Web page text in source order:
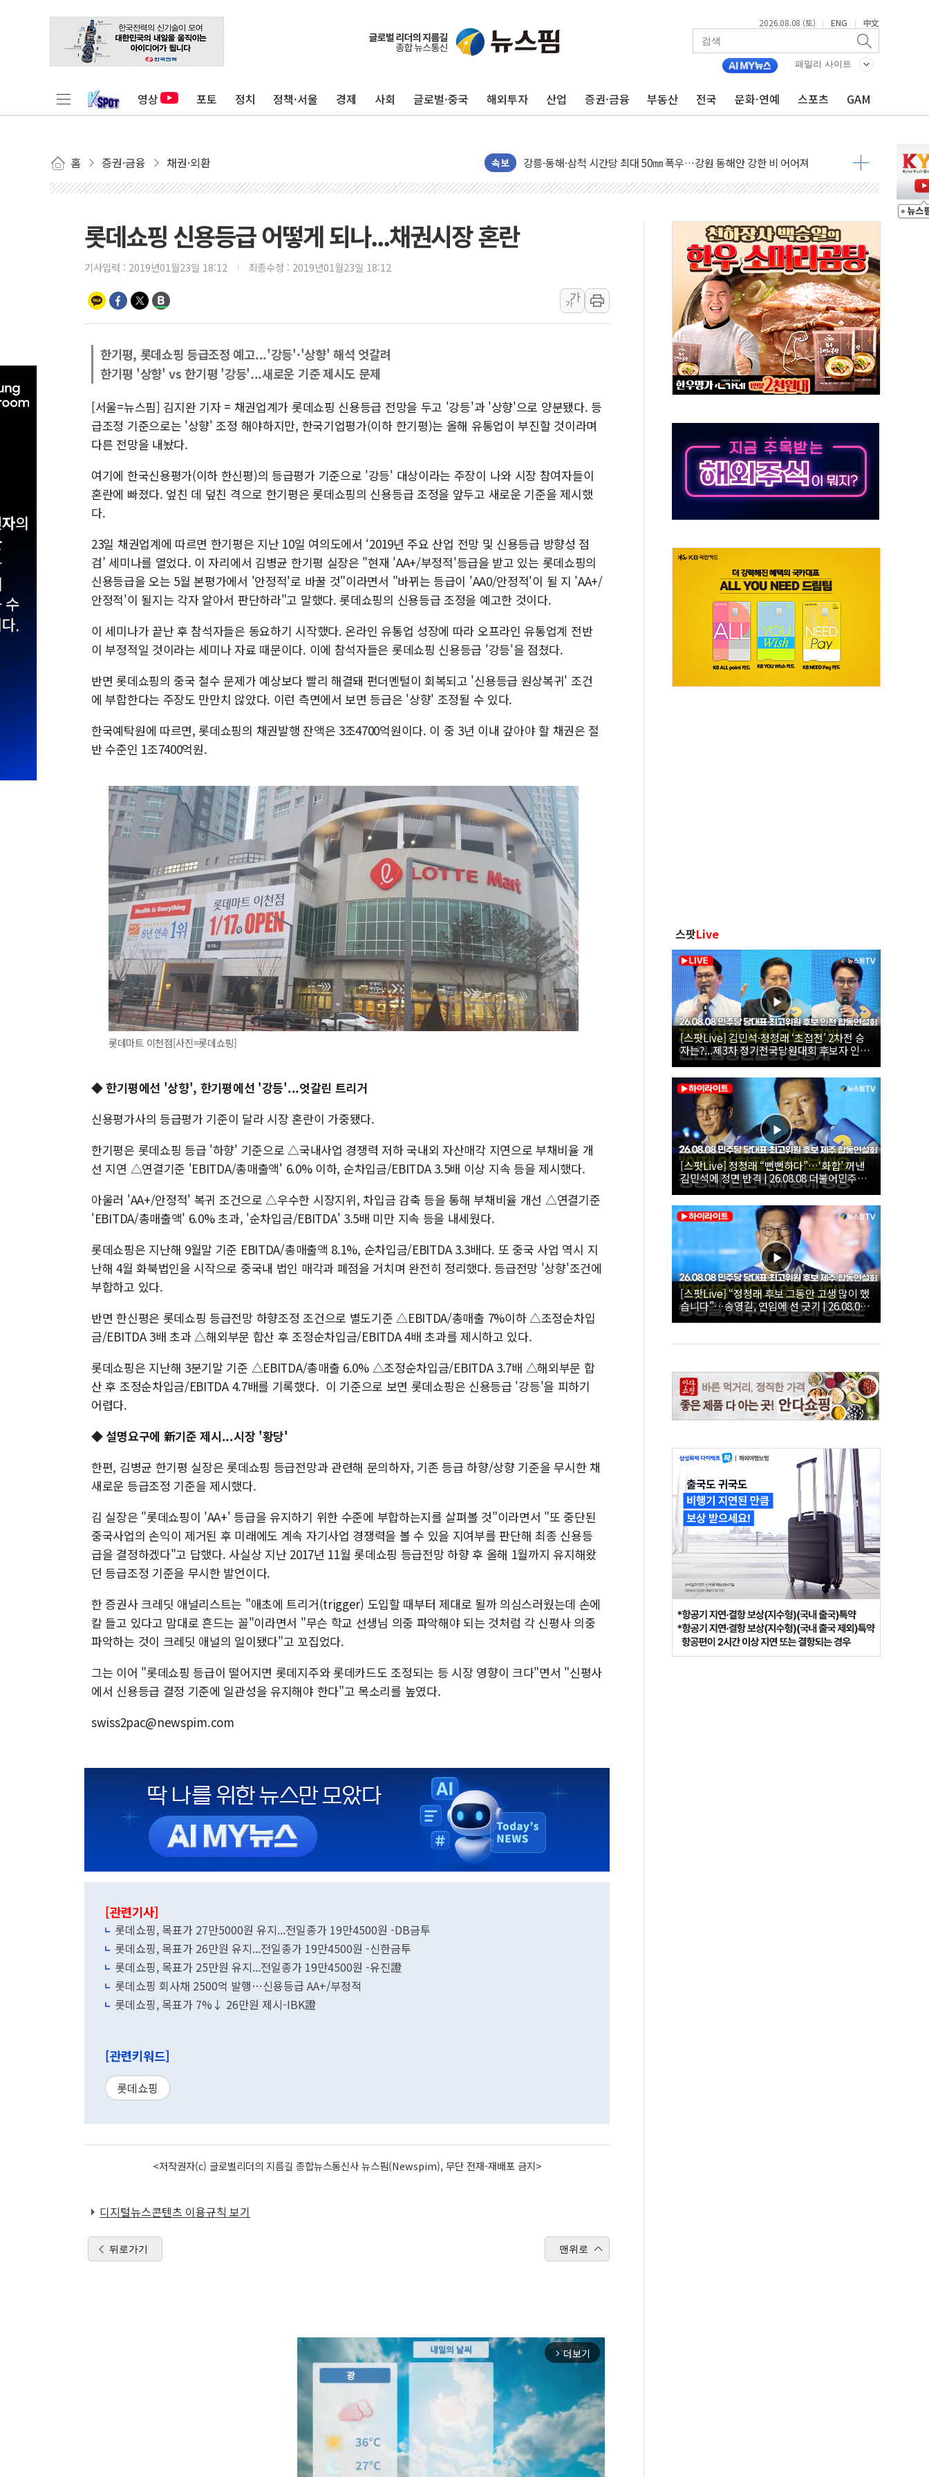
2026.08.08 (토) | ENG | 中文
패밀리 사이트
영상 포토 정치 정책·서울 경제 사회 글로벌·중국 해외투자 산업 증권·금융 부동산 전국 문화·연예 스포츠 GAM
홈 증권·금융 채권·외환 속보
이번주 국내 주요 금융일정(8.10~8.14)
강릉·동해·삼척 시간당 최대 50㎜ 폭우…강원 동해안 강한 비 어어져
폐기물 수거하다 참변…60대 환경미화원 수거차에 치여 사망
李대통령 "결혼 때문에 손해 보는 일 없게"…'결혼 페널티' 22개 과제 손본다
여수 오동도 인근 해상서 모터보트 전복…1명 사망·1명 실종
추미애, '위안부' 피해자 기림의 날 참석..."국제적 시민 연대로 목소리 내야"
인천 선재도 갯벌서 해루질 중 실종 60대 나흘만에 숨진 채 발견
인천서 말다툼 중 어머니 흉기 살해 10대 아들 체포
'화합' 꺼낸 김민석에 '뻔뻔' 받아친 정청래…제주 연설서 신경전 고조
李대통령, ISA 개편 재검토 지시…與 "적극 환영"·野 "졸속 국정"
동해중부 전 해상 풍랑주의보…10일까지 최대 3.5m 높은 물결
연일 폭염에 온열질환 사망 23명…정부, 비상대응기구 가동
中 전방위 아파트 부양, 수도 베이징도 부동산 규제 철폐
인제 용대리 계곡서 수위 상승으로 피서객 7명 고립…전원 구조
동해시, 11~14일 '별똥별 멍' 운영…페르세우스 유성우 관측
강원 중·남부 동해안 시간당 50mm 이상 폭우…호우경보 발효
청양 밭에서 일하던 90대 숨져…온열질환 여부 조사
롯데쇼핑 신용등급 어떻게 되나...채권시장 혼란
기사입력 : 2019년01월23일 18:12 최종수정 : 2019년01월23일 18:12
가
가
한기평, 롯데쇼핑 등급조정 예고...'강등'·'상향' 해석 엇갈려
한기평 '상향' vs 한기평 '강등'...새로운 기준 제시도 문제
[서울=뉴스핌] 김지완 기자 = 채권업계가 롯데쇼핑 신용등급 전망을 두고 '강등'과 '상향'으로 양분됐다. 등
급조정 기준으로는 '상향' 조정 해야하지만, 한국기업평가(이하 한기평)는 올해 유통업이 부진할 것이라며
다른 전망을 내놨다.
여기에 한국신용평가(이하 한신평)의 등급평가 기준으로 '강등' 대상이라는 주장이 나와 시장 참여자들이
혼란에 빠졌다. 엎친 데 덮친 격으로 한기평은 롯데쇼핑의 신용등급 조정을 앞두고 새로운 기준을 제시했
다.
23일 채권업계에 따르면 한기평은 지난 10일 여의도에서 ‘2019년 주요 산업 전망 및 신용등급 방향성 점
검’ 세미나를 열었다. 이 자리에서 김병균 한기평 실장은 "현재 'AA+/부정적'등급을 받고 있는 롯데쇼핑의
신용등급을 오는 5월 본평가에서 '안정적'로 바꿀 것"이라면서 "바뀌는 등급이 'AA0/안정적'이 될 지 'AA+/
안정적'이 될지는 각자 알아서 판단하라"고 말했다. 롯데쇼핑의 신용등급 조정을 예고한 것이다.
이 세미나가 끝난 후 참석자들은 동요하기 시작했다. 온라인 유통업 성장에 따라 오프라인 유통업계 전반
이 부정적일 것이라는 세미나 자료 때문이다. 이에 참석자들은 롯데쇼핑 신용등급 '강등'을 점쳤다.
반면 롯데쇼핑의 중국 철수 문제가 예상보다 빨리 해결돼 펀더멘털이 회복되고 '신용등급 원상복귀' 조건
에 부합한다는 주장도 만만치 않았다. 이런 측면에서 보면 등급은 '상향' 조정될 수 있다.
한국예탁원에 따르면, 롯데쇼핑의 채권발행 잔액은 3조4700억원이다. 이 중 3년 이내 갚아야 할 채권은 절
반 수준인 1조7400억원.
롯데마트 이천점[사진=롯데쇼핑]
◆ 한기평에선 '상향', 한기평에선 '강등'...엇갈린 트리거
신용평가사의 등급평가 기준이 달라 시장 혼란이 가중됐다.
한기평은 롯데쇼핑 등급 '하향' 기준으로 △국내사업 경쟁력 저하 국내외 자산매각 지연으로 부채비율 개
선 지연 △연결기준 'EBITDA/총매출액' 6.0% 이하, 순차입금/EBITDA 3.5배 이상 지속 등을 제시했다.
아울러 'AA+/안정적' 복귀 조건으로 △우수한 시장지위, 차입금 감축 등을 통해 부채비율 개선 △연결기준
'EBITDA/총매출액' 6.0% 초과, '순차입금/EBITDA' 3.5배 미만 지속 등을 내세웠다.
롯데쇼핑은 지난해 9월말 기준 EBITDA/총매출액 8.1%, 순차입금/EBITDA 3.3배다. 또 중국 사업 역시 지
난해 4월 화북법인을 시작으로 중국내 법인 매각과 폐점을 거치며 완전히 정리했다. 등급전망 '상향'조건에
부합하고 있다.
반면 한신평은 롯데쇼핑 등급전망 하향조정 조건으로 별도기준 △EBITDA/총매출 7%이하 △조정순차입
금/EBITDA 3배 초과 △해외부문 합산 후 조정순차입금/EBITDA 4배 초과를 제시하고 있다.
롯데쇼핑은 지난해 3분기말 기준 △EBITDA/총매출 6.0% △조정순차입금/EBITDA 3.7배 △해외부문 합
산 후 조정순차입금/EBITDA 4.7배를 기록했다. 이 기준으로 보면 롯데쇼핑은 신용등급 '강등'을 피하기
어렵다.
◆ 설명요구에 新기준 제시...시장 '황당'
한편, 김병균 한기평 실장은 롯데쇼핑 등급전망과 관련해 문의하자, 기존 등급 하향/상향 기준을 무시한 채
새로운 등급조정 기준을 제시했다.
김 실장은 "롯데쇼핑이 'AA+' 등급을 유지하기 위한 수준에 부합하는지를 살펴볼 것"이라면서 "또 중단된
중국사업의 손익이 제거된 후 미래에도 계속 자기사업 경쟁력을 볼 수 있을 지여부를 판단해 최종 신용등
급을 결정하겠다"고 답했다. 사실상 지난 2017년 11월 롯데쇼핑 등급전망 하향 후 올해 1월까지 유지해왔
던 등급조정 기준을 무시한 발언이다.
한 증권사 크레딧 애널리스트는 "애초에 트리거(trigger) 도입할 때부터 제대로 될까 의심스러웠는데 손에
칼 들고 있다고 맘대로 흔드는 꼴"이라면서 "무슨 학교 선생님 의중 파악해야 되는 것처럼 각 신평사 의중
파악하는 것이 크레딧 애널의 일이됐다"고 꼬집었다.
그는 이어 "롯데쇼핑 등급이 떨어지면 롯데지주와 롯데카드도 조정되는 등 시장 영향이 크다"면서 "신평사
에서 신용등급 결정 기준에 일관성을 유지해야 한다"고 목소리를 높였다.
swiss2pac@newspim.com
[관련기사]
롯데쇼핑, 목표가 27만5000원 유지...전일종가 19만4500원 -DB금투
롯데쇼핑, 목표가 26만원 유지...전일종가 19만4500원 -신한금투
롯데쇼핑, 목표가 25만원 유지...전일종가 19만4500원 -유진證
롯데쇼핑 회사채 2500억 발행…신용등급 AA+/부정적
롯데쇼핑, 목표가 7%↓ 26만원 제시-IBK證
[관련키워드]
롯데쇼핑
<저작권자(c) 글로벌리더의 지름길 종합뉴스통신사 뉴스핌(Newspim), 무단 전재-재배포 금지>
디지털뉴스콘텐츠 이용규칙 보기
뒤로가기 맨위로
arrow_forward_ios 더보기
스팟Live
[스팟Live] 김민석·정청래 ‘초접전’ 2차전 승
자는?...제3차 정기전국당원대회 후보자 인천
합동연설회 생중계 | 26.08.08
[스팟Live] 정청래 “뻔뻔하다”…‘화합’ 꺼낸
김민석에 정면 반격 | 26.08.08 더불어민주당
당대표·최고위원 후보 제주 합동연설회
[스팟Live] “정청래 후보 그동안 고생 많이 했
습니다”…송영길, 연임에 선 긋기 | 26.08.08
더불어민주당 당대표·최고위원 후보 제주 합